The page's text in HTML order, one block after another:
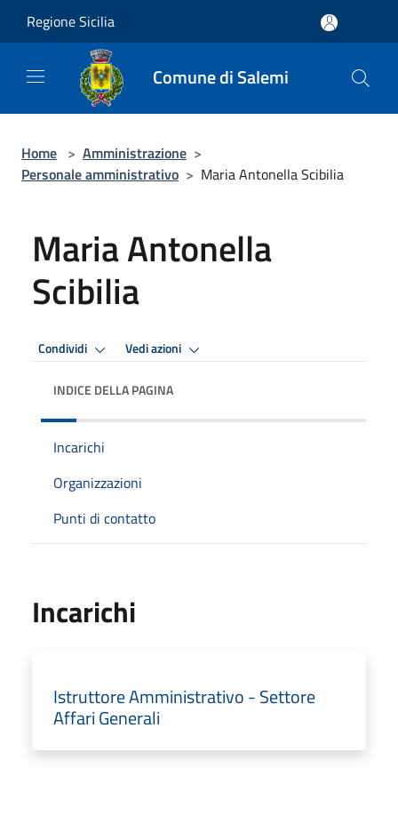
Regione Sicilia
Comune di Salemi
Home > Amministrazione >
Personale amministrativo > Maria Antonella Scibilia
Maria Antonella
Scibilia
Condividi Vedi azioni
INDICE DELLA PAGINA
Incarichi
Organizzazioni
Punti di contatto
Incarichi
Istruttore Amministrativo - Settore
Affari Generali